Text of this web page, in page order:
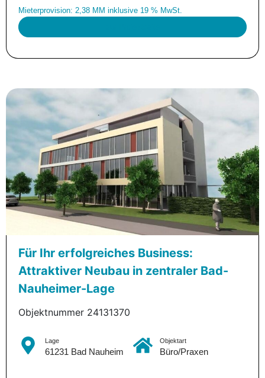
Mieterprovision: 2,38 MM inklusive 19 % MwSt.
Für Ihr erfolgreiches Business:
Attraktiver Neubau in zentraler Bad-
Nauheimer-Lage
Objektnummer 24131370
Lage
61231 Bad Nauheim
Objektart
Büro/Praxen